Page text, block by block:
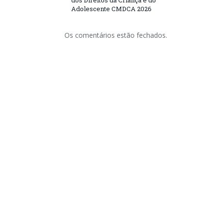
Adolescente CMDCA 2026
Os comentários estão fechados.